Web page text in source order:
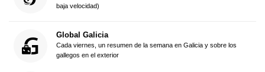
baja velocidad)
Global Galicia
Cada viernes, un resumen de la semana en Galicia y sobre los
gallegos en el exterior